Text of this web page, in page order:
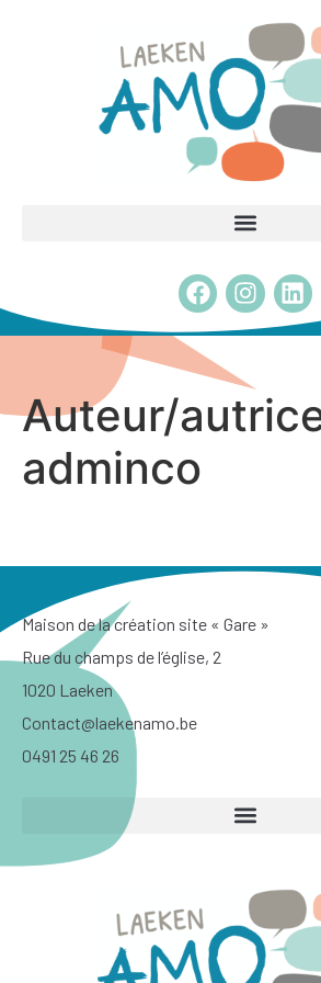
Auteur/
adminco
Maison de la création site « Gare »
Rue du champs de l’église, 2
1020 Laeken
Contact@laekenamo.be
0491 25 46 26